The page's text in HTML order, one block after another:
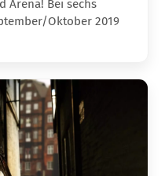
Arena! Bei sechs
Oktober 2019